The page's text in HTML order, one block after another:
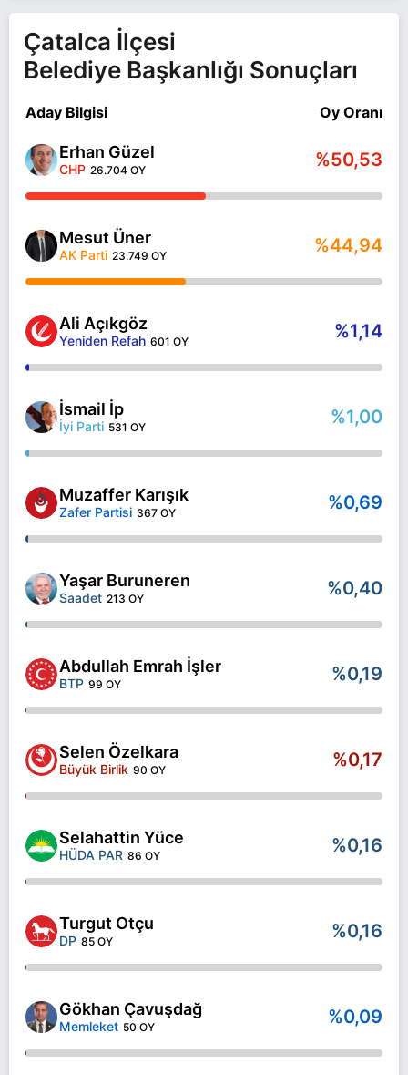
Çatalca İlçesi
Belediye Başkanlığı Sonuçları
Aday Bilgisi Oy Oranı
Erhan Güzel
CHP 26.704 OY %50,53
Mesut Üner
AK Parti 23.749 OY %44,94
Ali Açıkgöz
Yeniden Refah 601 OY %1,14
İsmail İp
İyi Parti 531 OY %1,00
Muzaffer Karışık
Zafer Partisi 367 OY %0,69
Yaşar Buruneren
Saadet 213 OY %0,40
Abdullah Emrah İşler
BTP 99 OY %0,19
Selen Özelkara
Büyük Birlik 90 OY %0,17
Selahattin Yüce
HÜDA PAR 86 OY %0,16
Turgut Otçu
DP 85 OY %0,16
Gökhan Çavuşdağ
Memleket 50 OY %0,09